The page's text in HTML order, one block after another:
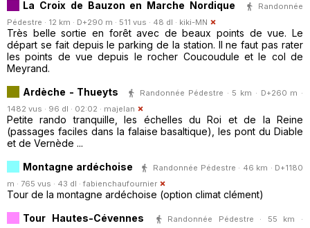
La Croix de Bauzon en Marche Nordique
Randonnée
Pédestre · 12 km · D+290 m · 511 vus · 48 dl · kiki-MN
Très belle sortie en forêt avec de beaux points de vue. Le
départ se fait depuis le parking de la station. Il ne faut pas rater
les points de vue depuis le rocher Coucoudule et le col de
Meyrand.
Ardèche - Thueyts
Randonnée Pédestre · 5 km · D+260 m ·
1482 vus · 96 dl · 02:02 · majelan
Petite rando tranquille, les échelles du Roi et de la Reine
(passages faciles dans la falaise basaltique), les pont du Diable
et de Vernède ...
Montagne ardéchoise
Randonnée Pédestre · 46 km · D+1180
m · 765 vus · 43 dl · fabienchaufournier
Tour de la montagne ardéchoise (option climat clément)
Tour Hautes-Cévennes
Randonnée Pédestre · 55 km ·